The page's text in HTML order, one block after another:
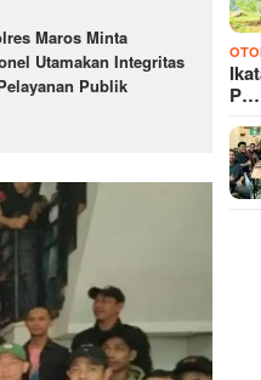
Maros Minta
Utamakan Integritas
Publik
P…